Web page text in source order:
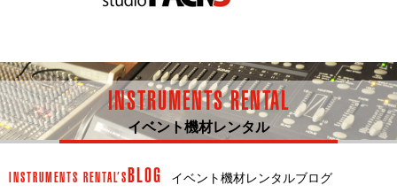
INSTRUMENTS RENTAL
イベント機材レンタル
INSTRUMENTS RENTAL’SBLOG イベント機材レンタルブログ